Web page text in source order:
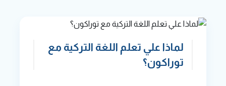
لماذا علي تعلم اللغة التركية مع
توراكون؟